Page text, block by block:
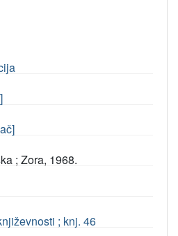
; Zora, 1968.
; knj. 46